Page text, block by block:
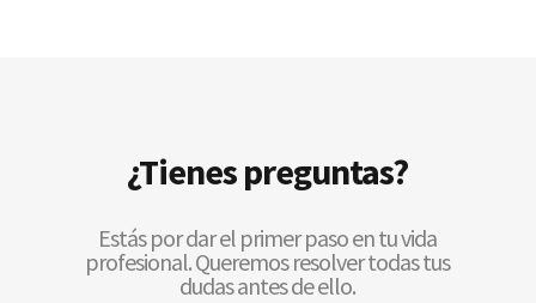
¿Tienes preguntas?
Estás por dar el primer paso en tu vida
profesional. Queremos resolver todas tus
dudas antes de ello.